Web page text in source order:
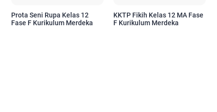
Prota Seni Rupa Kelas 12
Fase F Kurikulum Merdeka
KKTP Fikih Kelas 12 MA Fase
F Kurikulum Merdeka